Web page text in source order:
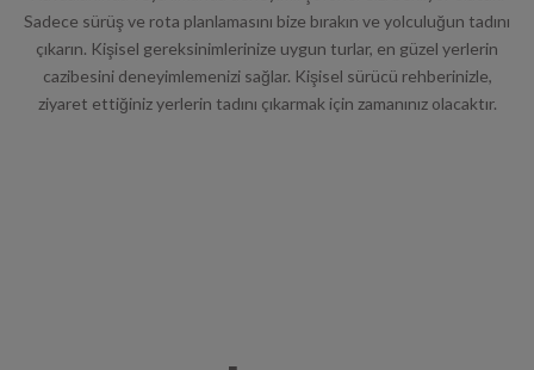
çıkarın. Kişisel gereksinimlerinize uygun turlar, en güzel yerlerin
cazibesini deneyimlemenizi sağlar. Kişisel sürücü rehberinizle,
ziyaret ettiğiniz yerlerin tadını çıkarmak için zamanınız olacaktır.